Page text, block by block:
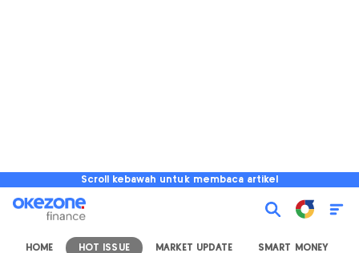
Scroll kebawah untuk membaca artikel
HOME HOT ISSUE MARKET UPDATE SMART MONEY